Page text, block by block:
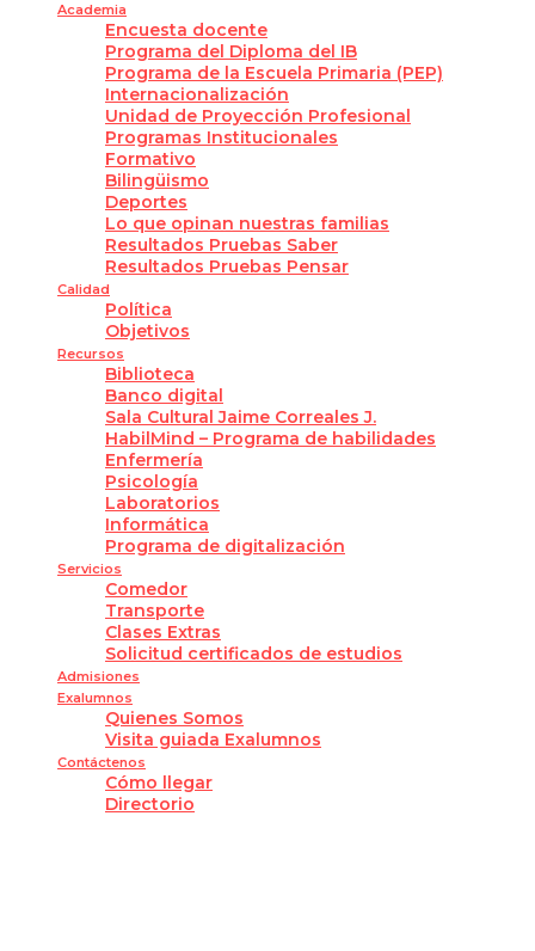
Academia
Encuesta docente
Programa del Diploma del IB
Programa de la Escuela Primaria (PEP)
Internacionalización
Unidad de Proyección Profesional
Programas Institucionales
Formativo
Bilingüismo
Deportes
Lo que opinan nuestras familias
Resultados Pruebas Saber
Resultados Pruebas Pensar
Calidad
Política
Objetivos
Recursos
Biblioteca
Banco digital
Sala Cultural Jaime Correales J.
HabilMind – Programa de habilidades
Enfermería
Psicología
Laboratorios
Informática
Programa de digitalización
Servicios
Comedor
Transporte
Clases Extras
Solicitud certificados de estudios
Admisiones
Exalumnos
Quienes Somos
Visita guiada Exalumnos
Contáctenos
Cómo llegar
Directorio